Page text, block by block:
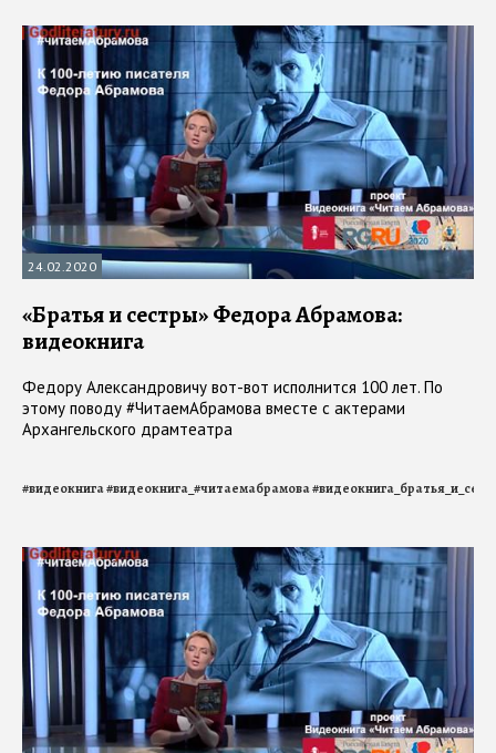
24.02.2020
«Братья и сестры» Федора Абрамова:
видеокнига
Федору Александровичу вот-вот исполнится 100 лет. По
этому поводу #ЧитаемАбрамова вместе с актерами
Архангельского драмтеатра
#видеокнига#видеокнига_#читаемабрамова#